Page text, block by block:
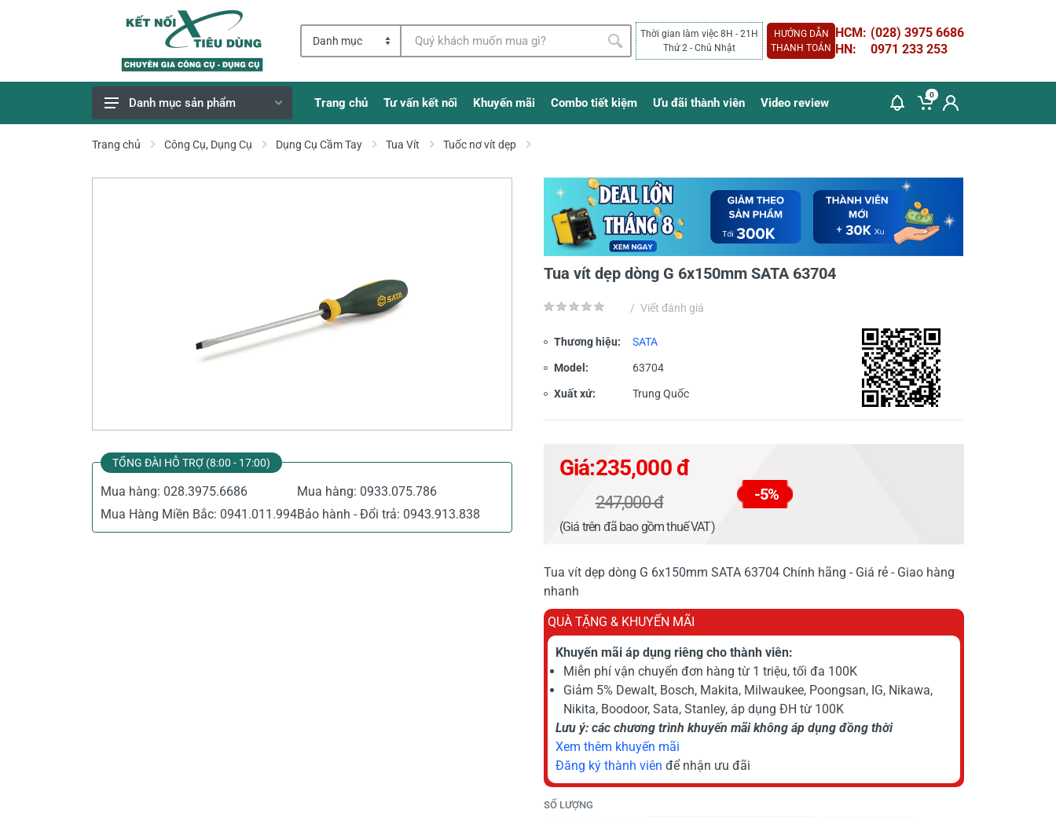
Thời gian làm việc 8H - 21H
Thứ 2 - Chủ Nhật
HƯỚNG DẪN
THANH TOÁN
HCM: (028) 3975 6686
HN:
0971 233 253
Giao Hàng Miễn Phí
Danh mục sản phẩm Trang chủ Tư vấn kết nối Khuyến mãi Combo tiết kiệm Ưu đãi thành viên Video review
0
Trang chủ Công Cụ, Dụng Cụ Dụng Cụ Cầm Tay Tua Vít Tuốc nơ vít dẹp
TỔNG ĐÀI HỖ TRỢ (8:00 - 17:00)
Mua hàng: 028.3975.6686 Mua hàng: 0933.075.786
Mua Hàng Miền Bắc: 0941.011.994Bảo hành - Đổi trả: 0943.913.838
Tua vít dẹp dòng G 6x150mm SATA 63704
/ Viết đánh giá
Thương hiệu: SATA
Model: 63704
Xuất xứ: Trung Quốc
Giá:235,000 đ
247,000 đ -5%
(Giá trên đã bao gồm thuế VAT)
Tua vít dẹp dòng G 6x150mm SATA 63704 Chính hãng - Giá rẻ - Giao hàng
nhanh
QUÀ TẶNG & KHUYẾN MÃI
Khuyến mãi áp dụng riêng cho thành viên:
Miễn phí vận chuyển đơn hàng từ 1 triệu, tối đa 100K
Giảm 5% Dewalt, Bosch, Makita, Milwaukee, Poongsan, IG, Nikawa,
Nikita, Boodoor, Sata, Stanley, áp dụng ĐH từ 100K
Lưu ý: các chương trình khuyến mãi không áp dụng đồng thời
Xem thêm khuyến mãi
Đăng ký thành viên để nhận ưu đãi
SỐ LƯỢNG